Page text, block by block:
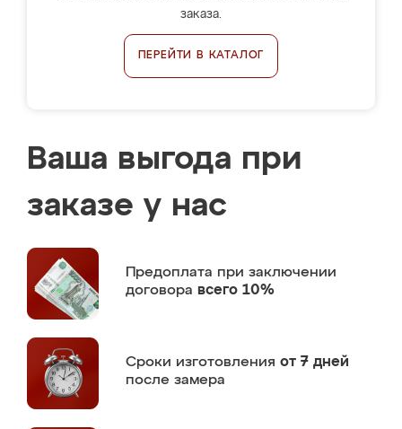
заказа.
ПЕРЕЙТИ В КАТАЛОГ
Ваша выгода при
заказе у нас
Предоплата при заключении
договора всего 10%
Сроки изготовления от 7 дней
после замера